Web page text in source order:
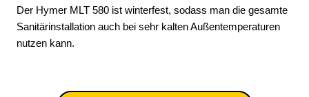
Der Hymer MLT 580 ist winterfest, sodass man die gesamte
Sanitärinstallation auch bei sehr kalten Außentemperaturen
nutzen kann.